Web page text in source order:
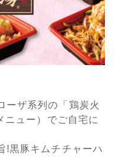
ーザ系列の「鶏炭火
ニュー）でご自宅に
!黒豚キムチチャーハ